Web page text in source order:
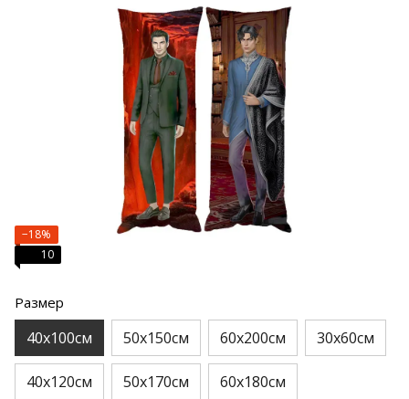
−18%
10
Размер
40х100см 50х150см 60х200см 30х60см
40х120см 50х170см 60х180см